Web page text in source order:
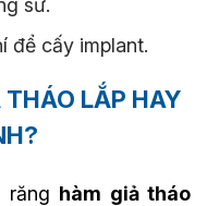
sứ.
để cấy implant.
LẮP HAY
răng hàm giả tháo